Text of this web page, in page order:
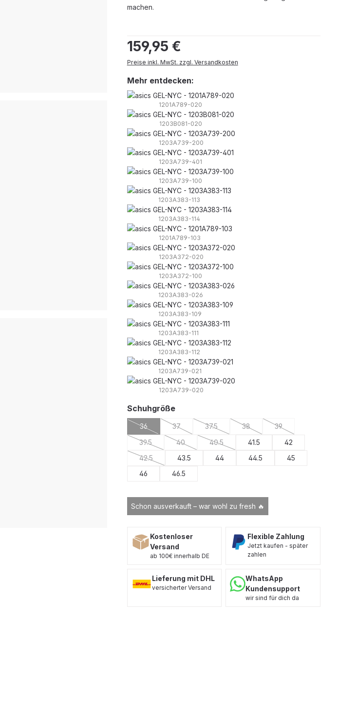
machen.
Regulärer Preis:
159,95 €
Preise inkl. MwSt. zzgl. Versandkosten
Schon ausverkauft – war wohl zu fresh 🔥
Mehr entdecken:
1201A789-020
1203B081-020
1203A739-200
1203A739-401
1203A739-100
1203A383-113
1203A383-114
1201A789-103
1203A372-020
1203A372-100
1203A383-026
1203A383-109
1203A383-111
1203A383-112
1203A739-021
1203A739-020
Schuhgrößeauswählen
36
(Diese Option ist zurzeit nicht verfügbar.)
37
(Diese Option ist zurzeit nicht verfügbar.)
37.5
(Diese Option ist zurzeit nicht verfügbar.)
38
(Diese Option ist zurzeit nicht
39
(Diese Option ist
39.5
(Diese Option ist zurzeit nicht verfügbar.)
40
(Diese Option ist zurzeit nicht verfügbar.)
40.5
(Diese Option ist zurzeit nicht verfügbar.)
41.5
42
42.5
(Diese Option ist zurzeit nicht verfügbar.)
43.5 44 44.5
45
46
46.5
Kostenloser
Versand
ab 100€ innerhalb DE
Flexible Zahlung
Jetzt kaufen - später
zahlen
Lieferung mit DHL
versicherter Versand
WhatsApp
Kundensupport
wir sind für dich da